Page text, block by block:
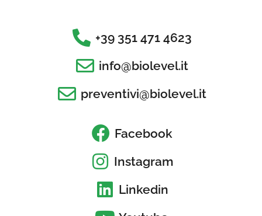
+39 351 471 4623
info@biolevel.it
preventivi@biolevel.it
Facebook
Instagram
Linkedin